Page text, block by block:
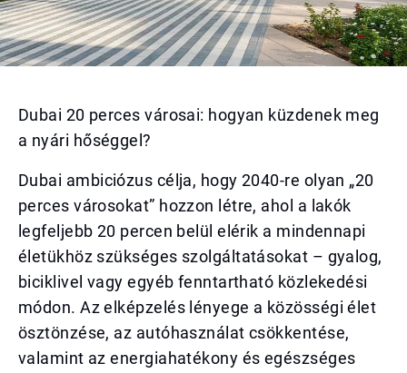
Dubai 20 perces városai: hogyan küzdenek meg
a nyári hőséggel?
Dubai ambiciózus célja, hogy 2040-re olyan „20
perces városokat” hozzon létre, ahol a lakók
legfeljebb 20 percen belül elérik a mindennapi
életükhöz szükséges szolgáltatásokat – gyalog,
biciklivel vagy egyéb fenntartható közlekedési
módon. Az elképzelés lényege a közösségi élet
ösztönzése, az autóhasználat csökkentése,
valamint az energiahatékony és egészséges